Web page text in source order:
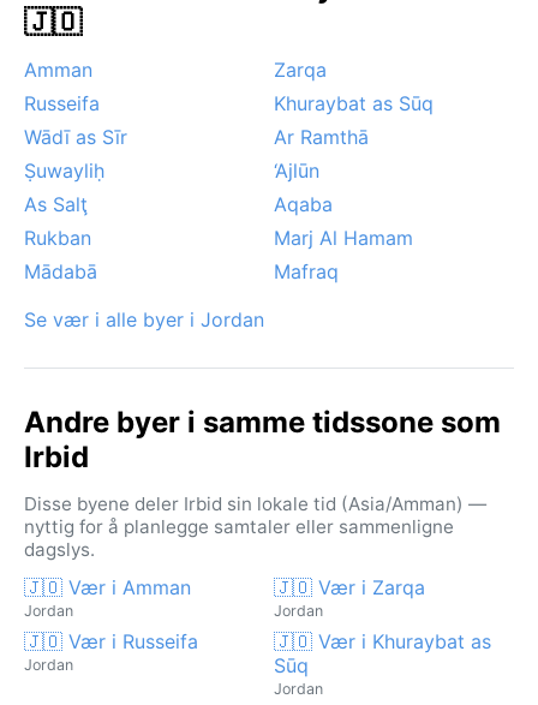
tåke i lavlandet om morgenen. Snø er sjelden i selve
(khamsin) kan forekomme om våren og høsten, men er
mindre vanlige her enn i sørlige Jordan. Samlet sett
byr Irbid på et klima som er ganske likt det vi finner i
det sørlige Europa, bare med litt varmere somre.
🇯🇴
Amman
Zarqa
Russeifa
Khuraybat as Sūq
Wādī as Sīr
Ar Ramthā
Ṣuwayliḥ
‘Ajlūn
As Salţ
Aqaba
Rukban
Marj Al Hamam
Mādabā
Mafraq
Se vær i alle byer i Jordan
Andre byer i samme tidssone som
Irbid
Disse byene deler Irbid sin lokale tid (Asia/Amman) —
nyttig for å planlegge samtaler eller sammenligne
dagslys.
🇯🇴 Vær i Amman
Jordan
🇯🇴 Vær i Zarqa
Jordan
🇯🇴 Vær i Russeifa
Jordan
🇯🇴 Vær i Khuraybat as
Sūq
Jordan